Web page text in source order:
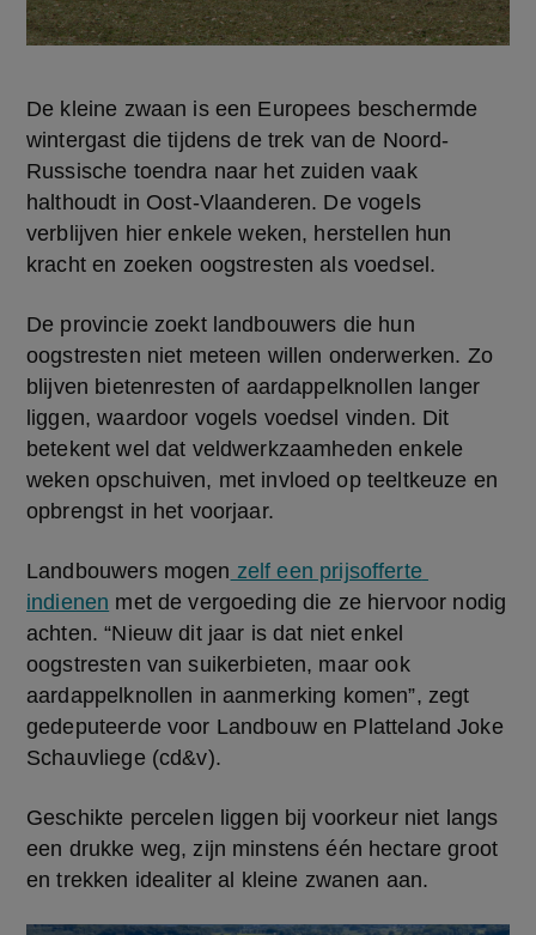
De kleine zwaan is een Europees beschermde
wintergast die tijdens de trek van de Noord-
Russische toendra naar het zuiden vaak
halthoudt in Oost-Vlaanderen. De vogels
verblijven hier enkele weken, herstellen hun
kracht en zoeken oogstresten als voedsel.
De provincie zoekt landbouwers die hun
oogstresten niet meteen willen onderwerken. Zo
blijven bietenresten of aardappelknollen langer
liggen, waardoor vogels voedsel vinden. Dit
betekent wel dat veldwerkzaamheden enkele
weken opschuiven, met invloed op teeltkeuze en
opbrengst in het voorjaar.
Landbouwers mogen zelf een prijsofferte
indienen met de vergoeding die ze hiervoor nodig
achten. “Nieuw dit jaar is dat niet enkel
oogstresten van suikerbieten, maar ook
aardappelknollen in aanmerking komen”, zegt
gedeputeerde voor Landbouw en Platteland Joke
Schauvliege (cd&v).
Geschikte percelen liggen bij voorkeur niet langs
een drukke weg, zijn minstens één hectare groot
en trekken idealiter al kleine zwanen aan.